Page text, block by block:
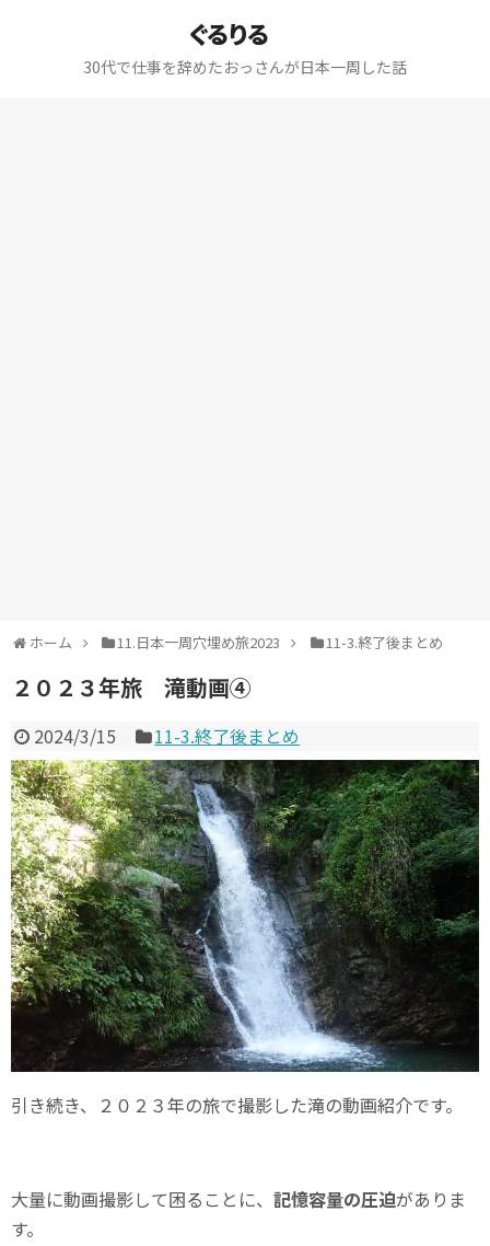
ぐるりる
30代で仕事を辞めたおっさんが日本一周した話
ホーム 11.日本一周穴埋め旅2023 11-3.終了後まとめ
２０２３年旅 滝動画④
2024/3/15 11-3.終了後まとめ
引き続き、２０２３年の旅で撮影した滝の動画紹介です。
大量に動画撮影して困ることに、 記憶容量の圧迫がありま
す。